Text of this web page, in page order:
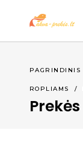
PAGRINDINIS
ROPLIAMS /
Prekės